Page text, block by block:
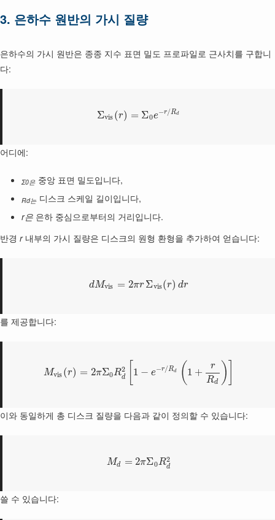
3. 은하수 원반의 가시 질량
은하수의 가시 원반은 종종 지수 표면 밀도 프로파일로 근사치를 구합니
다:
Σvis (r) = Σ0e−r/Rd
어디에:
Σ0은 중앙 표면 밀도입니다,
Rd는 디스크 스케일 길이입니다,
r은 은하 중심으로부터의 거리입니다.
반경 r내부의 가시 질량은 디스크의 원형 환형을 추가하여 얻습니다:
dMvis = 2πr Σvis(r) dr
를 제공합니다:
Mvis (r) = 2πΣ0R2
d 1 − e−r/Rd ( 1 +
r
Rd )
이와 동일하게 총 디스크 질량을 다음과 같이 정의할 수 있습니다:
Md = 2πΣ0R2
d
쓸 수 있습니다: